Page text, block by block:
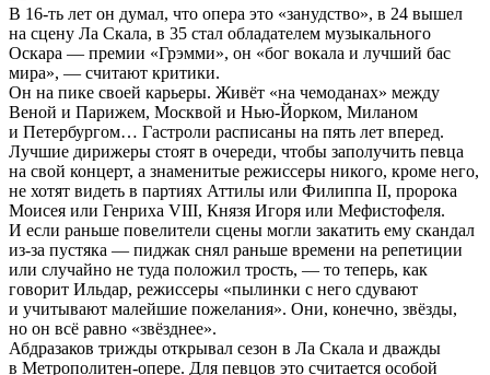
В 16-ть лет он думал, что опера это «занудство», в 24 вышел
на сцену Ла Скала, в 35 стал обладателем музыкального
Оскара — премии «Грэмми», он «бог вокала и лучший бас
мира», — считают критики.
Он на пике своей карьеры. Живёт «на чемоданах» между
Веной и Парижем, Москвой и Нью-Йорком, Миланом
и Петербургом… Гастроли расписаны на пять лет вперед.
Лучшие дирижеры стоят в очереди, чтобы заполучить певца
на свой концерт, а знаменитые режиссеры никого, кроме него,
не хотят видеть в партиях Аттилы или Филиппа II, пророка
Моисея или Генриха VIII, Князя Игоря или Мефистофеля.
И если раньше повелители сцены могли закатить ему скандал
из-за пустяка — пиджак снял раньше времени на репетиции
или случайно не туда положил трость, — то теперь, как
говорит Ильдар, режиссеры «пылинки с него сдувают
и учитывают малейшие пожелания». Они, конечно, звёзды,
но он всё равно «звёзднее».
Абдразаков трижды открывал сезон в Ла Скала и дважды
в Метрополитен-опере. Для певцов это считается особой